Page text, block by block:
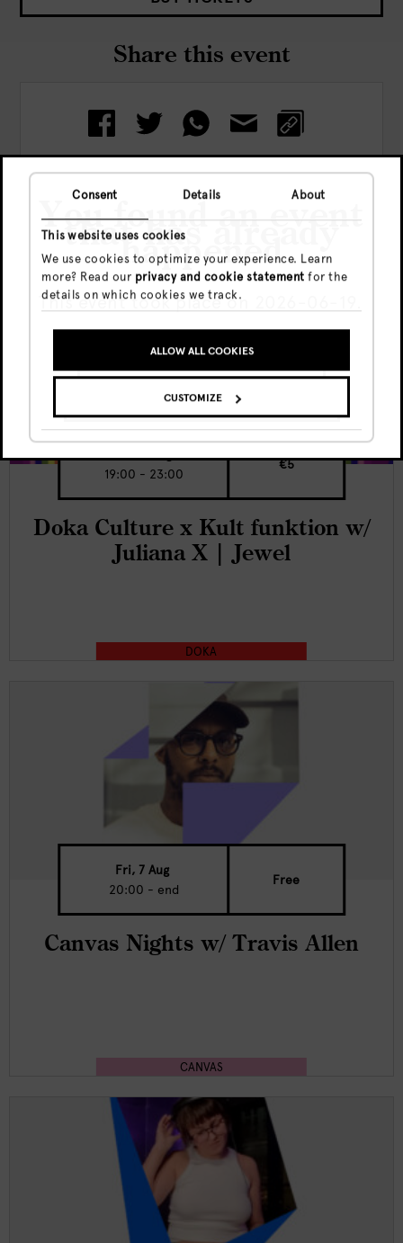
Consent Details About
This website uses cookies
We use cookies to optimize your experience. Learn
more? Read our privacy and cookie statement for the
details on which cookies we track.
ALLOW ALL COOKIES
CUSTOMIZE
You found an event
that has already
happened
This event took place on 2026-06-19.
GO TO UPCOMING EVENTS
SHOW ME THE EVENT ANYWAY
Share this event
Check out more events
Thu, 6 Aug
19:00 - 23:00
€5
Doka Culture x Kult funktion w/
Juliana X | Jewel
DOKA
Fri, 7 Aug
20:00 - end
Free
Canvas Nights w/ Travis Allen
CANVAS